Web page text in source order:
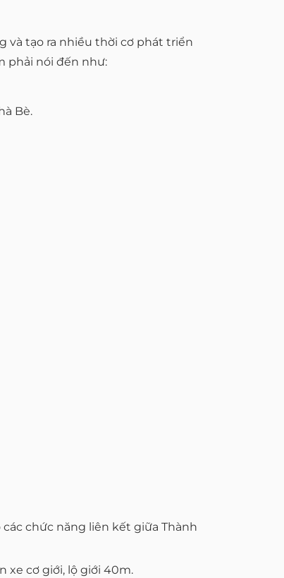
và tạo ra nhiều thời cơ phát triển
phải nói đến như:
Bè.
chức năng liên kết giữa Thành
xe cơ giới, lộ giới 40m.